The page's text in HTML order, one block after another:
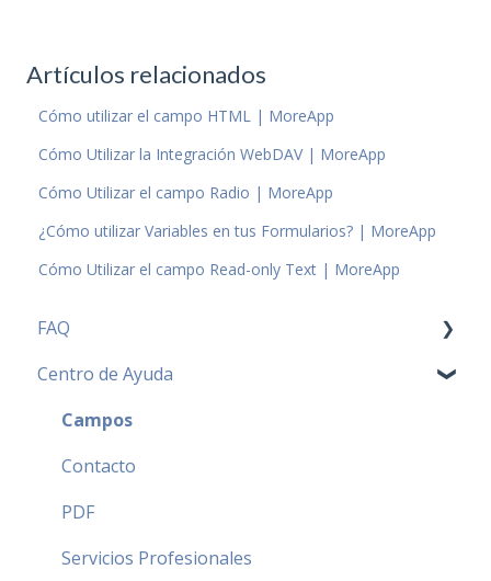
Artículos relacionados
Cómo utilizar el campo HTML | MoreApp
Cómo Utilizar la Integración WebDAV | MoreApp
Cómo Utilizar el campo Radio | MoreApp
¿Cómo utilizar Variables en tus Formularios? | MoreApp
Cómo Utilizar el campo Read-only Text | MoreApp
FAQ
FAQ Precios
FAQ más populares
FAQ Seguridad
FAQ Partners
Centro de Ayuda
Campos
Contacto
PDF
Servicios Profesionales